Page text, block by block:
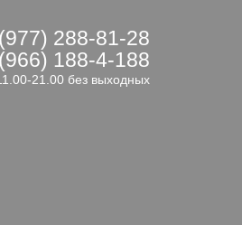
288-81-28
188-4-188
21.00 без выходных